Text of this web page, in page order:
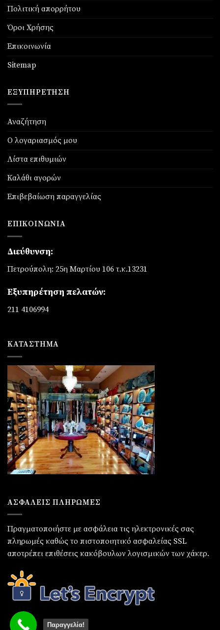
Πολιτική απορρήτου
Όροι Χρήσης
Επικοινωνία
Sitemap
ΕΞΥΠΗΡΈΤΗΣΗ
Αναζήτηση
Ο λογαριασμός μου
Λίστα επιθυμιών
Καλάθι αγορών
Επιβεβαίωση παραγγελίας
ΕΠΙΚΟΙΝΩΝΊΑ
Διεύθυνση:
Πετρούπολη: 25η Μαρτίου 106 τ.κ.13231
Εξυπηρέτηση πελατών:
211 4106994
ΚΑΤΆΣΤΗΜΑ
ΑΣΦΑΛΕΙΣ ΠΛΗΡΩΜΕΣ
Πραγματοποιήστε με ασφάλεια τις ηλεκτρονικές σας
πληρωμές καθώς το πιστοποιητικό ασφαλείας SSL
αποτρέπει επιθέσεις κακόβουλων λογισμικών των χάκερ.
Παραγγελία!